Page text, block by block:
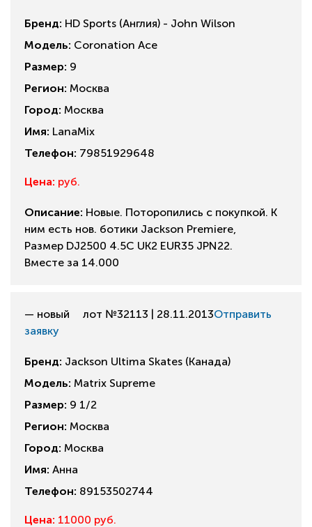
Бренд: HD Sports (Англия) - John Wilson
Модель: Coronation Ace
Размер: 9
Регион: Москва
Город: Москва
Имя: LanaMix
Телефон: 79851929648
Цена: руб.
Описание: Новые. Поторопились с покупкой. К
ним есть нов. ботики Jackson Premiere,
Размер DJ2500 4.5C UK2 EUR35 JPN22.
Вместе за 14.000
— новый лот №32113 | 28.11.2013Отправить
заявку
Бренд: Jackson Ultima Skates (Канада)
Модель: Matrix Supreme
Размер: 9 1/2
Регион: Москва
Город: Москва
Имя: Анна
Телефон: 89153502744
Цена: 11000 руб.